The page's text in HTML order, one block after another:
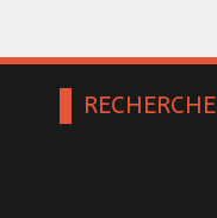
RECHERCHE